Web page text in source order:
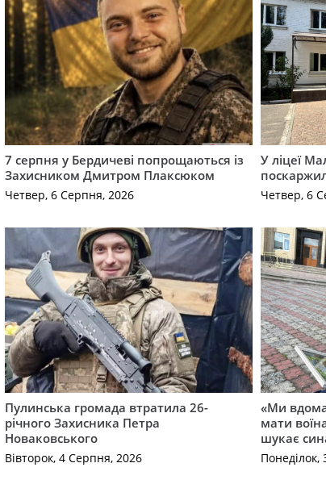
7 серпня у Бердичеві попрощаються із
Захисником Дмитром Плаксюком
Четвер, 6 Серпня, 2026
У ліцеї
Четвер, 6
Пулинська громада втратила 26-
річного Захисника Петра
Новаковського
Вівторок, 4 Серпня, 2026
«Ми
мати
шукає